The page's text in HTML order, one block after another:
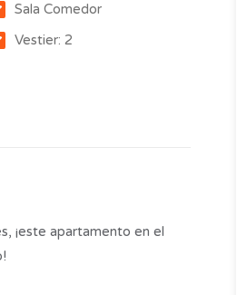
Sala Comedor
Vestier: 2
¡este apartamento en el